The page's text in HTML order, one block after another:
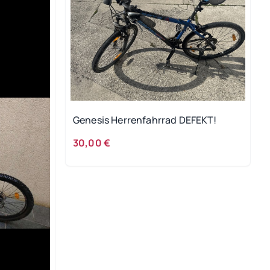
Genesis Herrenfahrrad DEFEKT!
30,00 €